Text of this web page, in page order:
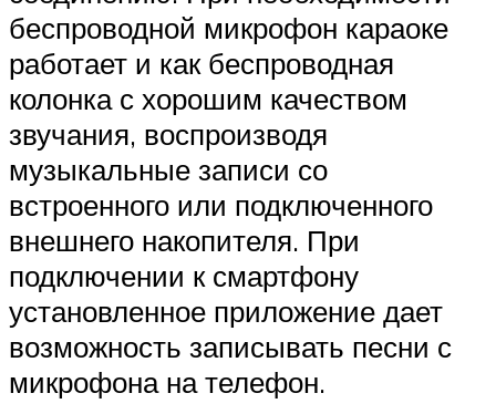
беспроводной микрофон караоке
работает и как беспроводная
колонка с хорошим качеством
звучания, воспроизводя
музыкальные записи со
встроенного или подключенного
внешнего накопителя. При
подключении к смартфону
установленное приложение дает
возможность записывать песни с
микрофона на телефон.